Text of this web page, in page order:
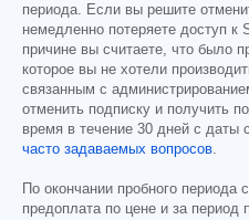
периода. Если вы решите
немедленно потеряете доступ к
причине вы считаете, что было
которое вы не хотели
связанным с
отменить подписку и получить
время в течение 30 дней с даты
часто задаваемых вопросов.
По окончании пробного
предоплата по цене и за период